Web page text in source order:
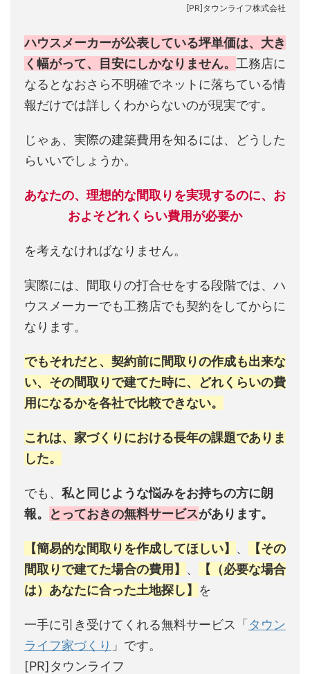
[PR]タウンライフ株式会社
ハウスメーカーが公表している坪単価は、大き
く幅がって、目安にしかなりません。 工務店に
なるとなおさら不明確でネットに落ちている情
報だけでは詳しくわからないのが現実です。
じゃぁ、実際の建築費用を知るには、どうした
らいいでしょうか。
あなたの、理想的な間取りを実現するのに、お
およそどれくらい費用が必要か
を考えなければなりません。
実際には、間取りの打合せをする段階では、ハ
ウスメーカーでも工務店でも契約をしてからに
なります。
でもそれだと、契約前に間取りの作成も出来な
い、その間取りで建てた時に、どれくらいの費
用になるかを各社で比較できない。
これは、家づくりにおける長年の課題でありま
した。
でも、 私と同じような悩みをお持ちの方に朗
報。
とっておきの無料サービスがあります。
【簡易的な間取りを作成してほしい】 、
【その
間取りで建てた場合の費用】 、
【（必要な場合
は）あなたに合った土地探し】 を
一手に引き受けてくれる無料サービス「タウン
ライフ家づくり 」です。
[PR]タウンライフ